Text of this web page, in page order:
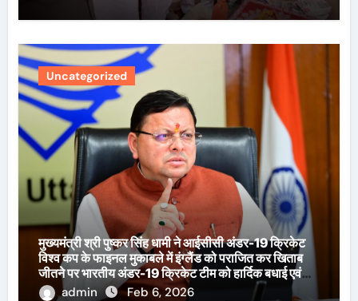
Uncategorized
मुख्यमंत्री श्री पुष्कर सिंह धामी ने आईसीसी अंडर-19 क्रिकेट
विश्व कप के फाइनल मुकाबले में इंग्लैंड को पराजित कर खिताब
जीतने पर भारतीय अंडर-19 क्रिकेट टीम को हार्दिक बधाई एवं
शुभकामनाएँ दी हैं।
admin Feb 6, 2026